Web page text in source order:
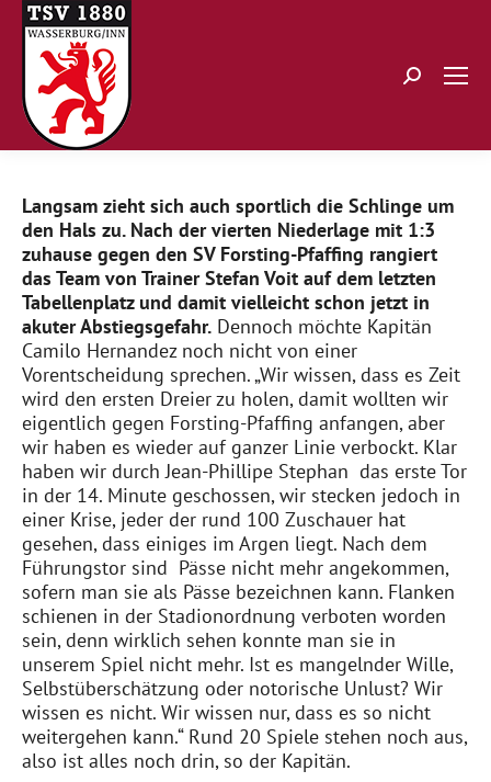
Search:
Langsam zieht sich auch sportlich die Schlinge um
den Hals zu. Nach der vierten Niederlage mit 1:3
zuhause gegen den SV Forsting-Pfaffing rangiert
das Team von Trainer Stefan Voit auf dem letzten
Tabellenplatz und damit vielleicht schon jetzt in
akuter Abstiegsgefahr. Dennoch möchte Kapitän
Camilo Hernandez noch nicht von einer
Vorentscheidung sprechen. „Wir wissen, dass es Zeit
wird den ersten Dreier zu holen, damit wollten wir
eigentlich gegen Forsting-Pfaffing anfangen, aber
wir haben es wieder auf ganzer Linie verbockt. Klar
haben wir durch Jean-Phillipe Stephan das erste Tor
in der 14. Minute geschossen, wir stecken jedoch in
einer Krise, jeder der rund 100 Zuschauer hat
gesehen, dass einiges im Argen liegt. Nach dem
Führungstor sind Pässe nicht mehr angekommen,
sofern man sie als Pässe bezeichnen kann. Flanken
schienen in der Stadionordnung verboten worden
sein, denn wirklich sehen konnte man sie in
unserem Spiel nicht mehr. Ist es mangelnder Wille,
Selbstüberschätzung oder notorische Unlust? Wir
wissen es nicht. Wir wissen nur, dass es so nicht
weitergehen kann.“ Rund 20 Spiele stehen noch aus,
also ist alles noch drin, so der Kapitän.